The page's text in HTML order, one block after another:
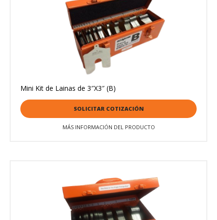
Mini Kit de Lainas de 3″X3″ (B)
SOLICITAR COTIZACIÓN
MÁS INFORMACIÓN DEL PRODUCTO